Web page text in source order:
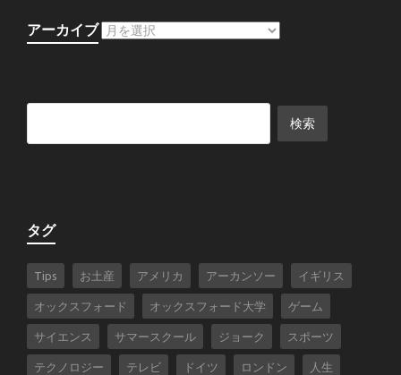
アーカイブ
タグ
Tips お土産 アメリカ アーカンソー イギリス
オックスフォード オックスフォード大学 ゲーム
サイエンス サマースクール ジョーク スポーツ
テクノロジー テレビ ドイツ ロンドン 人生